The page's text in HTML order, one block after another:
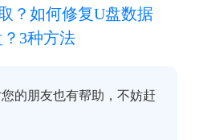
？如何修复U盘数据
3种方法
的朋友也有帮助，不妨赶